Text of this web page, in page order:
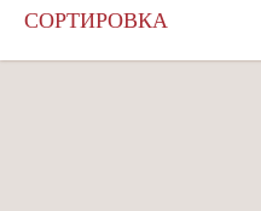
СОРТИРОВКА